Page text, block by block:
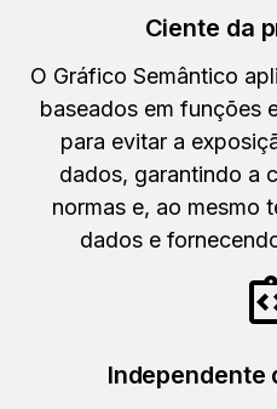
Ciente da
O Gráfico Semântico
baseados em funções
para evitar a
dados, garantindo a
normas e, ao mesmo
dados e
Independente